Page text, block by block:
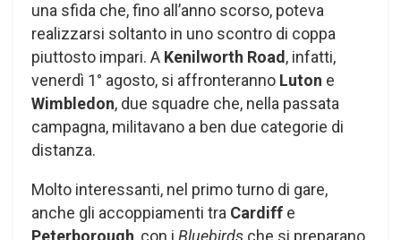
una sfida che, fino all’anno scorso, poteva
realizzarsi soltanto in uno scontro di coppa
piuttosto impari. A Kenilworth Road , infatti,
venerdì 1° agosto, si affronteranno Luton e
Wimbledon, due squadre che, nella passata
campagna, militavano a ben due categorie di
distanza.
Molto interessanti, nel primo turno di gare,
anche gli accoppiamenti tra Cardiff e
Peterborough, con i Bluebirds che si preparano